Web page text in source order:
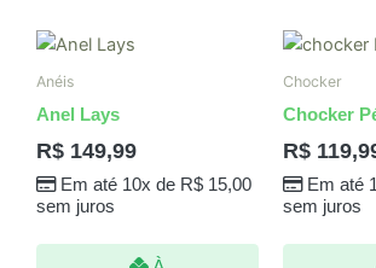
Anéis
Anel Lays
R$ 149,99
Em até 10x de R$15,00
sem juros
Chocker
Chocker
R$
Em até
sem juros